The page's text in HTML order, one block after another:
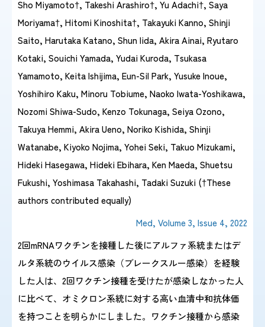
Sho Miyamoto†, Takeshi Arashiro†, Yu Adachi†, Saya
Moriyama†, Hitomi Kinoshita†, Takayuki Kanno, Shinji
Saito, Harutaka Katano, Shun Iida, Akira Ainai, Ryutaro
Kotaki, Souichi Yamada, Yudai Kuroda, Tsukasa
Yamamoto, Keita Ishijima, Eun-Sil Park, Yusuke Inoue,
Yoshihiro Kaku, Minoru Tobiume, Naoko Iwata-Yoshikawa,
Nozomi Shiwa-Sudo, Kenzo Tokunaga, Seiya Ozono,
Takuya Hemmi, Akira Ueno, Noriko Kishida, Shinji
Watanabe, Kiyoko Nojima, Yohei Seki, Takuo Mizukami,
Hideki Hasegawa, Hideki Ebihara, Ken Maeda, Shuetsu
Fukushi, Yoshimasa Takahashi, Tadaki Suzuki (†These
authors contributed equally)
Med, Volume 3, Issue 4, 2022
2回mRNAワクチンを接種した後にアルファ系統またはデ
ルタ系統のウイルス感染（ブレークスルー感染）を経験
した人は、2回ワクチン接種を受けたが感染しなかった人
に比べて、オミクロン系統に対する高い血清中和抗体価
を持つことを明らかにしました。ワクチン接種から感染